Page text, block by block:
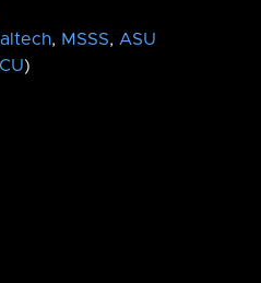
, MSSS, ASU
)